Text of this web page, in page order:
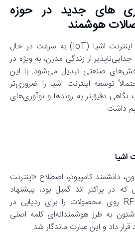
های جدید در حوزه
هوشمند
به گزارش رسانه مدیاتی، اینترنت اشیا (IoT) به سرعت در حال
از زندگی مدرن، به ویژه در
بخش‌های صنعتی تبدیل می‌شود. با این
توسعه اینترنت اشیا را ضروری‌تر
دقیق‌تر به روندها و نوآوری‌های
داشت.
اشیا
اشتون، دانشمند کامپیوتر، اصطلاح «اینترنت
که در پراکتر اند گمبل بود، پیشنهاد
استفاده از تراشه‌های RFID روی محصولات را برای ردیابی در
اشتون به طرز هوشمندانه‌ای کلمه اصلی
قرار داد و این عبارت ماندگار شد.